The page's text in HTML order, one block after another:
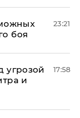
боя
23:21
угрозой
и
17:58